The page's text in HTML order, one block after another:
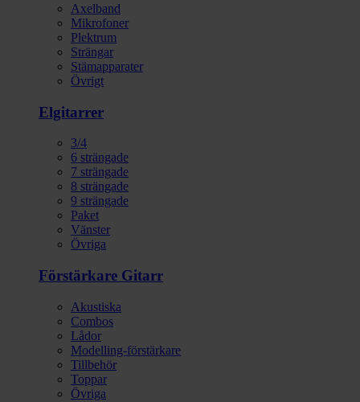
Axelband
Mikrofoner
Plektrum
Strängar
Stämapparater
Övrigt
Elgitarrer
3/4
6 strängade
7 strängade
8 strängade
9 strängade
Paket
Vänster
Övriga
Förstärkare Gitarr
Akustiska
Combos
Lådor
Modelling-förstärkare
Tillbehör
Toppar
Övriga